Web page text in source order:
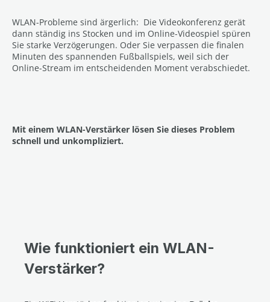
WLAN-Probleme sind ärgerlich: Die Videokonferenz gerät
dann ständig ins Stocken und im Online-Videospiel spüren
Sie starke Verzögerungen. Oder Sie verpassen die finalen
Minuten des spannenden Fußballspiels, weil sich der
Online-Stream im entscheidenden Moment verabschiedet.
Mit einem WLAN-Verstärker lösen Sie dieses Problem
schnell und unkompliziert.
Wie funktioniert ein WLAN-
Verstärker?